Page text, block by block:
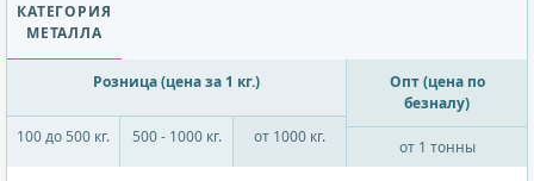
КАТЕГОРИЯ
МЕТАЛЛА
Розница (цена за 1 кг.)
100 до 500 кг. 500 - 1000 кг. от 1000 кг.
Опт (цена по
безналу)
от 1 тонны